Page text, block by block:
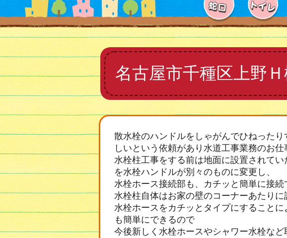
名古屋市千種区上野
散水栓のハンドルをしゃがんでひねった
しいという依頼があり水道工事業務のお仕
水栓柱工事をする前は地面に設置されて
を水栓ハンドルが別々のものに変更し、
水栓ホース接続部も、カチッと簡単に接続
水栓柱自体はお家の壁のコーナーあたりに
水栓ホースをカチッとタイプにすること
も簡単にできるので
今後新しく水栓ホースやシャワー水栓な